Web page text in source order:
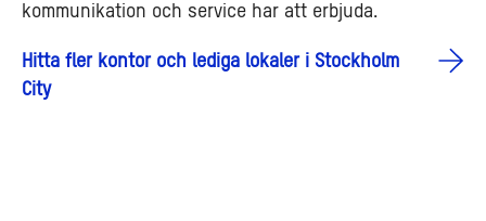
kommunikation och service har att erbjuda.
Hitta fler kontor och lediga lokaler i Stockholm
City